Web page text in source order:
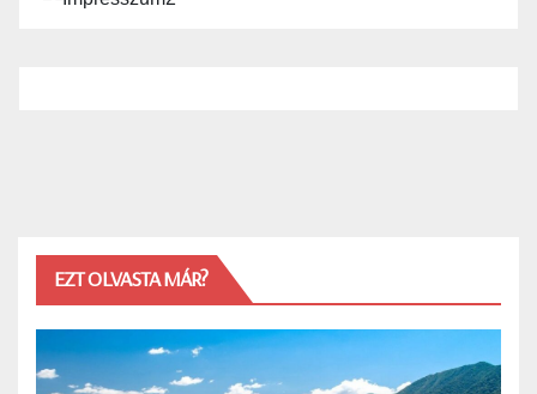
EZT OLVASTA MÁR?